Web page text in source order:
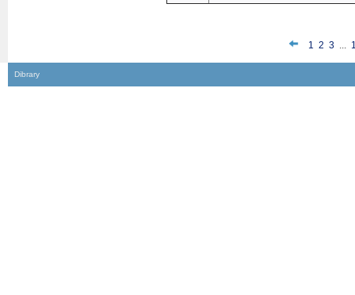
1 2 3...
Dibrary